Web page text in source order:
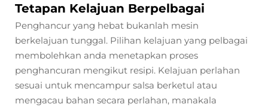
Tetapan Kelajuan Berpelbagai
Penghancur yang hebat bukanlah mesin
berkelajuan tunggal. Pilihan kelajuan yang pelbagai
membolehkan anda menetapkan proses
penghancuran mengikut resipi. Kelajuan perlahan
sesuai untuk mencampur salsa berketul atau
mengacau bahan secara perlahan, manakala